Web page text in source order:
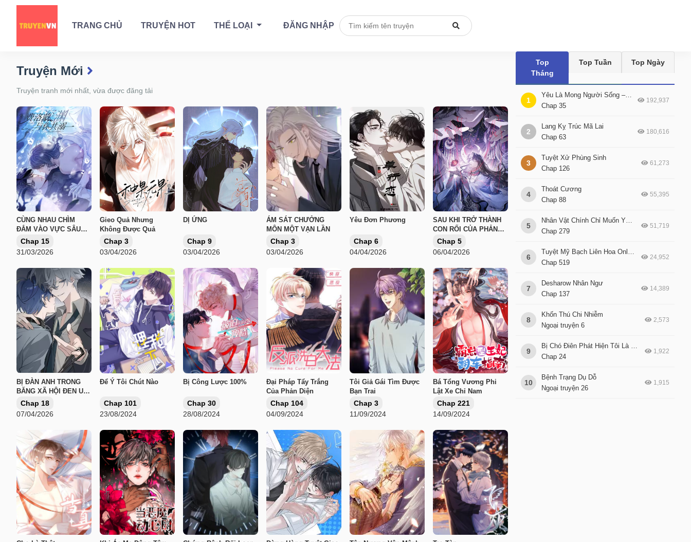
TRANG CHỦ TRUYỆN HOT THỂ LOẠI ĐĂNG NHẬP
Truyện Mới
Truyện tranh mới nhất, vừa được đăng tải
CÙNG NHAU CHÌM
ĐẮM VÀO VỰC SÂU
PHEREMONE
Chap 15
31/03/2026
Gieo Quả Nhưng
Không Được Quả
Chap 3
03/04/2026
DỊ ỨNG
Chap 9
03/04/2026
ÁM SÁT CHƯỞNG
MÔN MỘT VẠN LẦN
Chap 3
03/04/2026
Yêu Đơn Phương
Chap 6
04/04/2026
SAU KHI TRỞ THÀNH
CON RỐI CỦA PHẢN
DIỆN
Chap 5
06/04/2026
BỊ ĐÀN ANH TRONG
BĂNG XÃ HỘI ĐEN UY
HIẾP RỒI
Chap 18
07/04/2026
Để Ý Tôi Chút Nào
Chap 101
23/08/2024
Bị Công Lược 100%
Chap 30
28/08/2024
Đại Pháp Tẩy Trắng
Của Phản Diện
Chap 104
04/09/2024
Tôi Giả Gái Tìm Được
Bạn Trai
Chap 3
11/09/2024
Bá Tổng Vương Phi
Lật Xe Chỉ Nam
Chap 221
14/09/2024
Top
Tháng
Top Tuần Top Ngày
1
Yêu Là Mong Người Sống – [Hệ Thống Giết Vợ]
Chap 35
192,937
2
Lang Kỵ Trúc Mã Lai
Chap 63
180,616
3
Tuyệt Xử Phùng Sinh
Chap 126
61,273
4
Thoát Cương
Chap 88
55,395
5
Nhân Vật Chính Chỉ Muốn Yêu Đương
Chap 279
51,719
6
Tuyệt Mỹ Bạch Liên Hoa Online Dạy Học
Chap 519
24,952
7
Desharow Nhân Ngư
Chap 137
14,389
8
Khốn Thú Chi Nhiễm
Ngoại truyện 6
2,573
9
Bị Chó Điên Phát Hiện Tôi Là Đồng Loại
Chap 24
1,922
10
Bệnh Trạng Dụ Dỗ
Ngoại truyện 26
1,915